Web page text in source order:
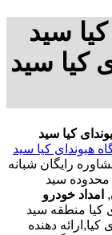
سید
کیا سید
کیا سید
هیوندای کیا سید
مشاوره رایگان شبانه
محدوده سید
, امداد خودرو
کیا منطقه سید
کیا,ارائه دهنده